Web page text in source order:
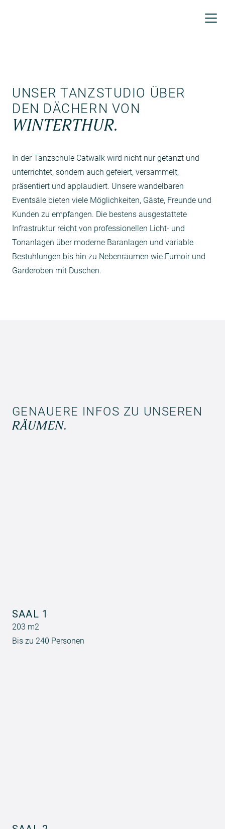
UNSER TANZSTUDIO ÜBER
DEN DÄCHERN VON
WINTERTHUR.
In der Tanzschule Catwalk wird nicht nur getanzt und
unterrichtet, sondern auch gefeiert, versammelt,
präsentiert und applaudiert. Unsere wandelbaren
Eventsäle bieten viele Möglichkeiten, Gäste, Freunde und
Kunden zu empfangen. Die bestens ausgestattete
Infrastruktur reicht von professionellen Licht- und
Tonanlagen über moderne Baranlagen und variable
Bestuhlungen bis hin zu Nebenräumen wie Fumoir und
Garderoben mit Duschen.
GENAUERE INFOS ZU UNSEREN
RÄUMEN.
SAAL 1
203 m2
Bis zu 240 Personen